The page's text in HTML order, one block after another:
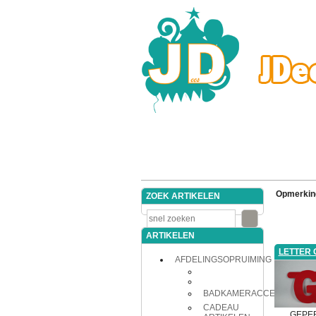
ZOEK ARTIKELEN
ARTIKELEN
AFDELINGSOPRUIMING
BADKAMERACCESSOIRES
CADEAU
LETTER